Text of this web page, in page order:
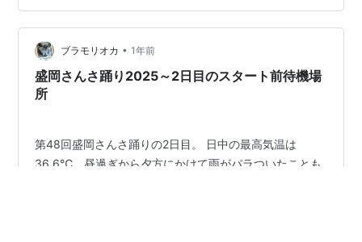
終了すると、伝統さんさ輪踊りがはじまります。 パレー
ド参加者、観覧客、通りがかりの人 etc・・・みんなが一
緒になって踊る「大輪踊り」でグランドフィナーレ！ 初
日と2日目の様子はこちらか…
ブラモリオカ • 1年前
盛岡さんさ踊り2025～2日目のスタート前待機場
所